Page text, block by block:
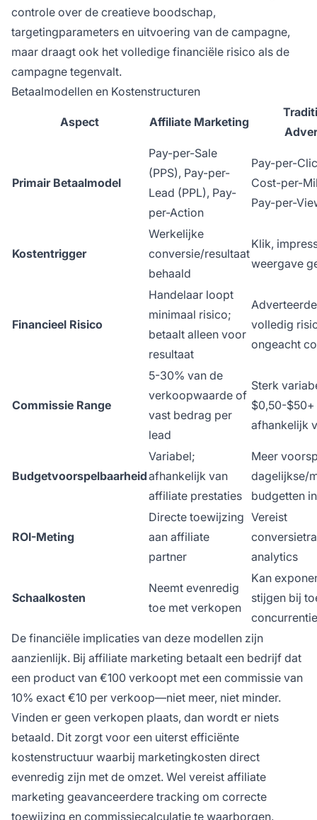
controle over de creatieve boodschap,
targetingparameters en uitvoering van de campagne,
maar draagt ook het volledige financiële risico als de
campagne tegenvalt.
Betaalmodellen en Kostenstructuren
Aspect Affiliate Marketing
Primair Betaalmodel
Pay-per-Sale
(PPS), Pay-per-
Lead (PPL), Pay-
per-Action
Pay-per-
Cost-per-
Pay-per-
Kostentrigger
Werkelijke
conversie/resultaat
behaald
Klik,
weergave
Financieel Risico
Handelaar loopt
minimaal risico;
betaalt alleen voor
resultaat
volledig
ongeacht
Commissie Range
5-30% van de
verkoopwaarde of
vast bedrag per
lead
Sterk
$0,50-
afhankelijk
Budgetvoorspelbaarheid
Variabel;
afhankelijk van
affiliate prestaties
Meer
dagelijkse/
budgetten in
ROI-Meting
Directe toewijzing
aan affiliate
partner
Vereist
analytics
Schaalkosten
Neemt evenredig
toe met verkopen
Kan
stijgen bij
concurrentie
De financiële implicaties van deze modellen zijn
aanzienlijk. Bij affiliate marketing betaalt een bedrijf dat
een product van €100 verkoopt met een commissie van
10% exact €10 per verkoop—niet meer, niet minder.
Vinden er geen verkopen plaats, dan wordt er niets
betaald. Dit zorgt voor een uiterst efficiënte
kostenstructuur waarbij marketingkosten direct
evenredig zijn met de omzet. Wel vereist affiliate
marketing geavanceerdere tracking om correcte
toewijzing en commissiecalculatie te waarborgen.